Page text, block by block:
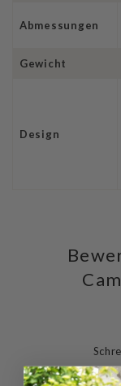
Abmessungen
Gewicht
Design